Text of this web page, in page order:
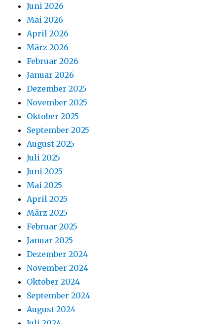
Juni 2026
Mai 2026
April 2026
März 2026
Februar 2026
Januar 2026
Dezember 2025
November 2025
Oktober 2025
September 2025
August 2025
Juli 2025
Juni 2025
Mai 2025
April 2025
März 2025
Februar 2025
Januar 2025
Dezember 2024
November 2024
Oktober 2024
September 2024
August 2024